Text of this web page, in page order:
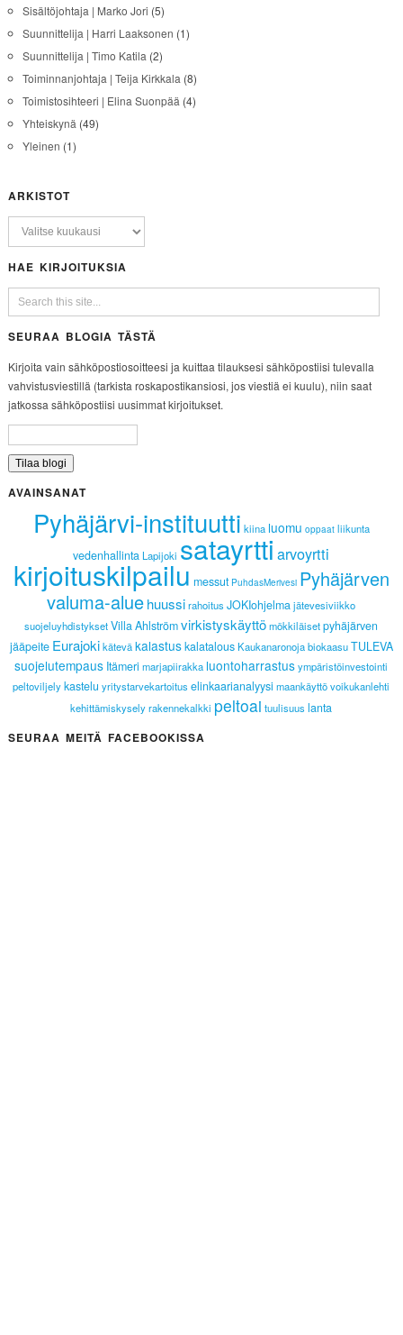
Sisältöjohtaja | Marko Jori (5)
Suunnittelija | Harri Laaksonen (1)
Suunnittelija | Timo Katila(2)
Toiminnanjohtaja | Teija Kirkkala(8)
Toimistosihteeri | Elina Suonpää(4)
Yhteiskynä(49)
Yleinen (1)
ARKISTOT
HAE KIRJOITUKSIA
SEURAA BLOGIA TÄSTÄ
Kirjoita vain sähköpostiosoitteesi ja kuittaa tilauksesi sähköpostiisi tulevalla
vahvistusviestillä (tarkista roskapostikansiosi, jos viestiä ei kuulu), niin saat
jatkossa sähköpostiisi uusimmat kirjoitukset.
AVAINSANAT
Pyhäjärvi-instituutti kiina luomu oppaat liikunta
vedenhallinta Lapijoki satayrtti arvoyrtti
kirjoituskilpailu messut PuhdasMerivesi Pyhäjärven
valuma-aluehuussi rahoitus JOKIohjelma jätevesiviikko
suojeluyhdistykset Villa Ahlströmvirkistyskäyttö mökkiläiset pyhäjärven
jääpeite EurajokikäteväkalastuskalatalousKaukanaronojabiokaasuTULEVA
suojelutempaus Itämeri marjapiirakka luontoharrastus ympäristöinvestointi
peltoviljely kastelu yritystarvekartoitus elinkaarianalyysi maankäyttö voikukanlehti
kehittämiskysely rakennekalkki peltoai tuulisuus lanta
SEURAA MEITÄ FACEBOOKISSA